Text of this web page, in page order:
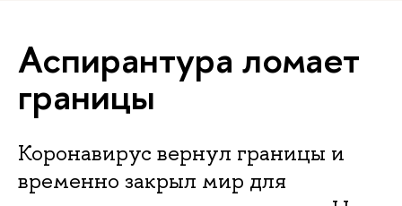
Аспирантура ломает
границы
Коронавирус вернул границы и
временно закрыл мир для